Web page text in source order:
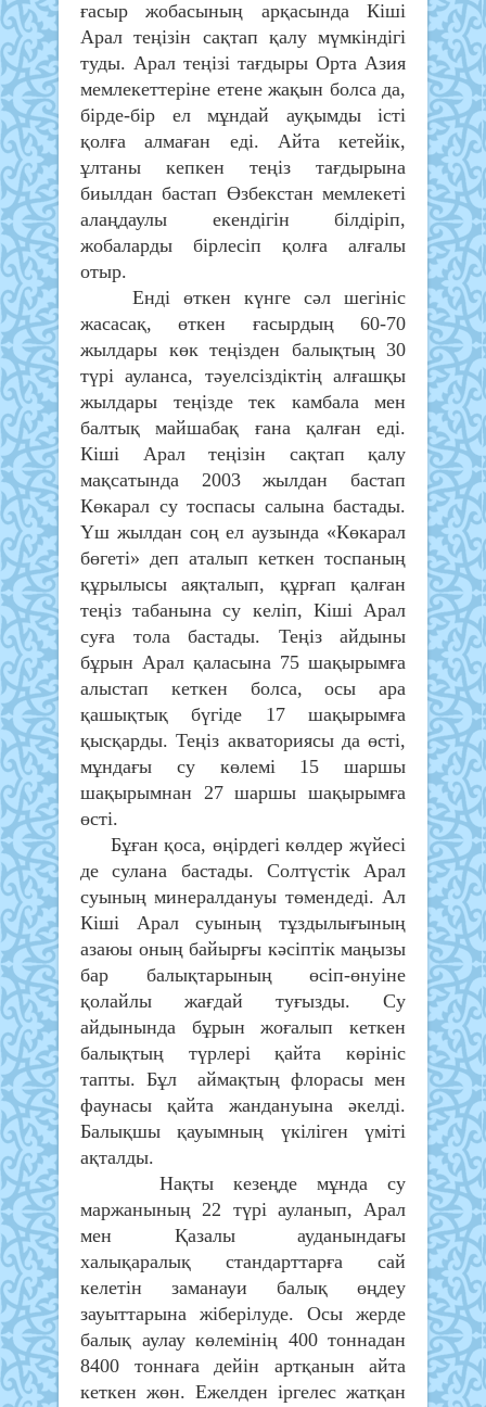
ғасыр жобасының арқасында Кіші
Арал теңізін сақтап қалу мүмкіндігі
туды. Арал теңізі тағдыры Орта Азия
мемлекеттеріне етене жақын болса да,
бірде-бір ел мұндай ауқымды істі
қолға алмаған еді. Айта кетейік,
ұлтаны кепкен теңіз тағдырына
биылдан бастап Өзбекстан мемлекеті
алаңдаулы екендігін білдіріп,
жобаларды бірлесіп қолға алғалы
отыр.
Енді өткен күнге сәл шегініс
жасасақ, өткен ғасырдың 60-70
жылдары көк теңізден балықтың 30
түрі ауланса, тәуелсіздіктің алғашқы
жылдары теңізде тек камбала мен
балтық майшабақ ғана қалған еді.
Кіші Арал теңізін сақтап қалу
мақсатында 2003 жылдан бастап
Көкарал су тоспасы салына бастады.
Үш жылдан соң ел аузында «Көкарал
бөгеті» деп аталып кеткен тоспаның
құрылысы аяқталып, құрғап қалған
теңіз табанына су келіп, Кіші Арал
суға тола бастады. Теңіз айдыны
бұрын Арал қаласына 75 шақырымға
алыстап кеткен болса, осы ара
қашықтық бүгіде 17 шақырымға
қысқарды. Теңіз акваториясы да өсті,
мұндағы су көлемі 15 шаршы
шақырымнан 27 шаршы шақырымға
өсті.
Бұған қоса, өңірдегі көлдер жүйесі
де сулана бастады. Солтүстік Арал
суының минералдануы төмендеді. Ал
Кіші Арал суының тұздылығының
азаюы оның байырғы кәсіптік маңызы
бар балықтарының өсіп-өнуіне
қолайлы жағдай туғызды. Су
айдынында бұрын жоғалып кеткен
балықтың түрлері қайта көрініс
тапты. Бұл аймақтың флорасы мен
фаунасы қайта жандануына әкелді.
Балықшы қауымның үкіліген үміті
ақталды.
Нақты кезеңде мұнда су
маржанының 22 түрі ауланып, Арал
мен Қазалы ауданындағы
халықаралық стандарттарға сай
келетін заманауи балық өңдеу
зауыттарына жіберілуде. Осы жерде
балық аулау көлемінің 400 тоннадан
8400 тоннаға дейін артқанын айта
кеткен жөн. Ежелден іргелес жатқан